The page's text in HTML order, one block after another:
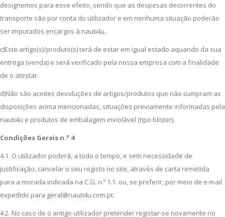
designemos para esse efeito, sendo que as despesas decorrentes do
transporte são por conta do utilizador e em nenhuma situação poderão
ser imputados encargos à nauti4u.
c)Este artigo(s)/produto(s) terá de estar em igual estado aquando da sua
entrega (venda) e será verificado pela nossa empresa com a finalidade
de o atestar.
d)Não são aceites devoluções de artigos/produtos que não cumpram as
disposições acima mencionadas, situações previamente informadas pela
nauti4u e produtos de embalagem inviolável (tipo blister).
Condições Gerais n.º 4
4.1. O utilizador poderá, a todo o tempo, e sem necessidade de
justificação, cancelar o seu registo no site, através de carta remetida
para a morada indicada na C.G. n.º 1.1. ou, se preferir, por meio de e-mail
expedido para geral@nauti4u.com.pt.
4.2. No caso de o antigo utilizador pretender registar-se novamente no